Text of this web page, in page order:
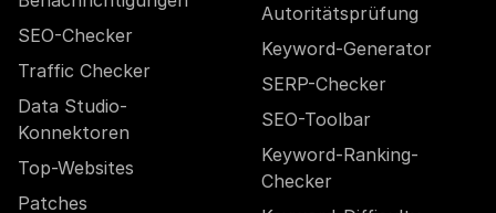
SEO-Checker
Traffic Checker
Data Studio-
Konnektoren
Top-Websites
Patches
Autoritätsprüfung
Keyword-Generator
SERP-Checker
SEO-Toolbar
Keyword-Ranking-
Checker